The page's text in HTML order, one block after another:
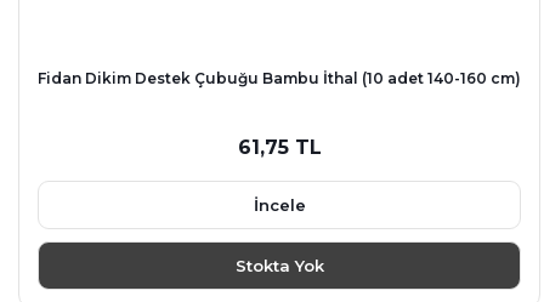
Fidan Dikim Destek Çubuğu Bambu İthal (10 adet 140-160 cm)
61,75 TL
İncele
Stokta Yok